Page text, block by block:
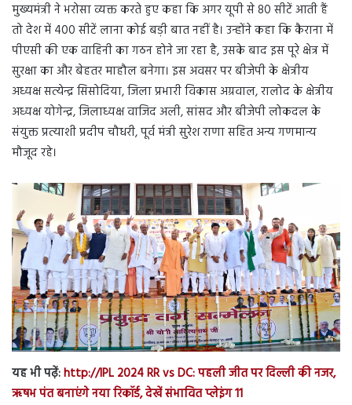
मुख्यमंत्री ने भरोसा व्यक्त करते हुए कहा कि अगर यूपी से 80 सीटें आती हैं
तो देश में 400 सीटें लाना कोई बड़ी बात नहीं है। उन्होंने कहा कि कैराना में
पीएसी की एक वाहिनी का गठन होने जा रहा है, उसके बाद इस पूरे क्षेत्र में
सुरक्षा का और बेहतर माहौल बनेगा। इस अवसर पर बीजेपी के क्षेत्रीय
अध्यक्ष सत्येन्द्र सिसोदिया, जिला प्रभारी विकास अग्रवाल, रालोद के क्षेत्रीय
अध्यक्ष योगेन्द्र, जिलाध्यक्ष वाजिद अली, सांसद और बीजेपी लोकदल के
संयुक्त प्रत्याशी प्रदीप चौधरी, पूर्व मंत्री सुरेश राणा सहित अन्य गणमान्य
मौजूद रहे।
यह भी पढ़ें:http://IPL 2024 RR vs DC: पहली जीत पर दिल्ली की नजर,
ऋषभ पंत बनाएंगे नया रिकॉर्ड, देखें संभावित प्लेइंग 11